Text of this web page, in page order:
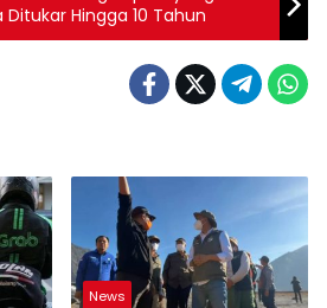
Ditukar Hingga 10 Tahun
News